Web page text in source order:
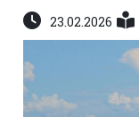
App
23.02.2026